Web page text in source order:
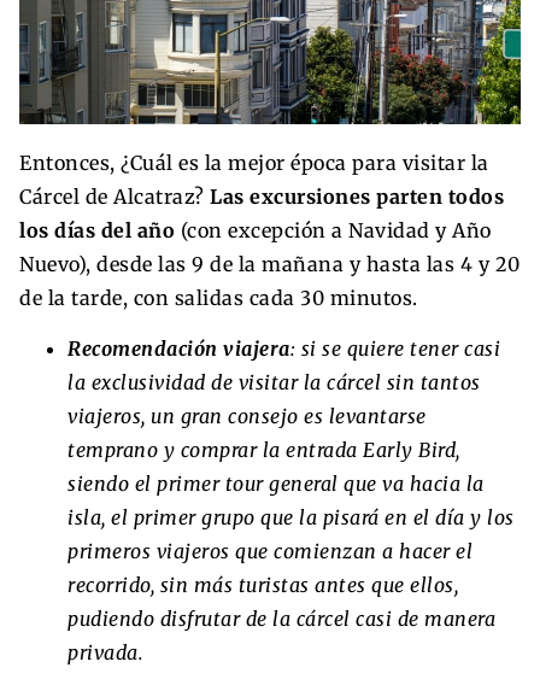
Entonces, ¿Cuál es la mejor época para visitar la
Cárcel de Alcatraz? Las excursiones parten todos
los días del año (con excepción a Navidad y Año
Nuevo), desde las 9 de la mañana y hasta las 4 y 20
de la tarde, con salidas cada 30 minutos.
Recomendación viajera: si se quiere tener casi
la exclusividad de visitar la cárcel sin tantos
viajeros, un gran consejo es levantarse
temprano y comprar la entrada Early Bird,
siendo el primer tour general que va hacia la
isla, el primer grupo que la pisará en el día y los
primeros viajeros que comienzan a hacer el
recorrido, sin más turistas antes que ellos,
pudiendo disfrutar de la cárcel casi de manera
privada.